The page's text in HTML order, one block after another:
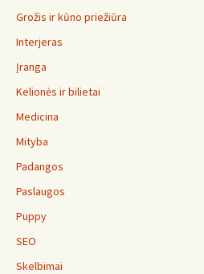
Grožis ir kūno priežiūra
Interjeras
Įranga
Kelionės ir bilietai
Medicina
Mityba
Padangos
Paslaugos
Puppy
SEO
Skelbimai